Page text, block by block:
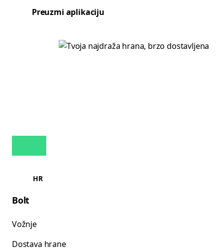
Preuzmi aplikaciju
HR
Bolt
Vožnje
Dostava hrane